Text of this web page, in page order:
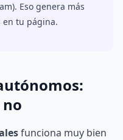
Eso genera más
en tu página.
funciona muy bien